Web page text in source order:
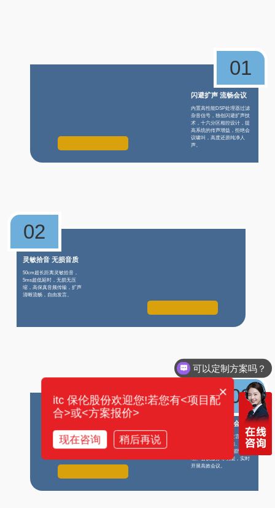
01
闪避扩声 流畅会议
内置高性能DSP处理器过滤
杂音信号，独创闪避扩声技
术，十六分区相控设计，提
高系统的传声增益，拒绝会
议啸叫，高度还原纯净人
声。
02
灵敏拾音 无损音质
50cm超长距离灵敏拾音，
5ms超低延时，无损无压
缩，高保真音频传输，扩声
清晰流畅，自由发言。
03
丰富应用 轻松会议
支持便捷的签到、发言、投
票、记时、消息通知、同声
传译、摄像跟踪、消防联
动、会议服务等功能，实时
开展高效会议。
可以定制方案吗？
×
itc 保伦股份欢迎您!若您有<项目配
合>或<方案报价>
现在咨询 稍后再说